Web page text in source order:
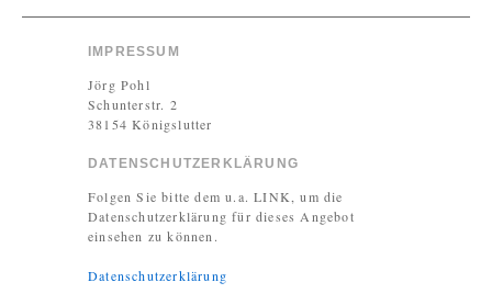
IMPRESSUM
Jörg Pohl
Schunterstr. 2
38154 Königslutter
DATENSCHUTZERKLÄRUNG
Folgen Sie bitte dem u.a. LINK, um die
Datenschutzerklärung für dieses Angebot
einsehen zu können.
Datenschutzerklärung